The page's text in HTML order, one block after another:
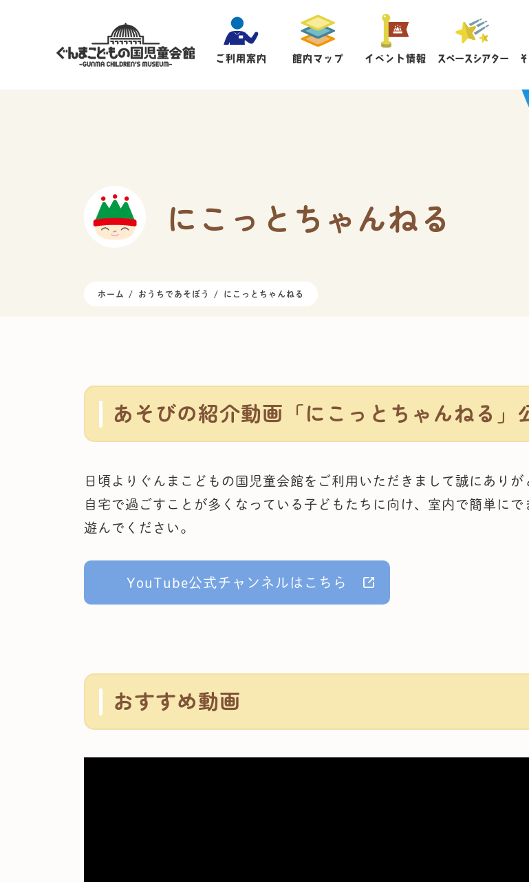
ご利用案内 館内マップ イベント情報 スペースシアター
にこっとちゃんねる
ホーム おうちであそぼう にこっとちゃんねる
あそびの紹介動画「にこっとちゃんねる」
日頃よりぐんまこどもの国児童会館をご利用いただきまして誠にありが
自宅で過ごすことが多くなっている子どもたちに向け、室内で簡単に
遊んでください。
YouTube公式チャンネルはこちら
おすすめ動画